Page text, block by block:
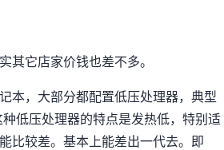
其它店家价钱也差不多。
本，大部分都配置低压处理器，典型
低压处理器的特点是发热低，特别适
比较差。基本上能差出一代去。即